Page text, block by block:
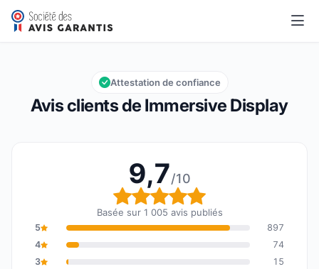
Immersive Display
Note globale : 9,7 sur 10
9,7/10
Avis clients de Immersive Display
Attestation de confiance
9,7/10
Note globale : 9,7 sur
Basée sur 1 005 avis publiés
5
897
4
74
3
15